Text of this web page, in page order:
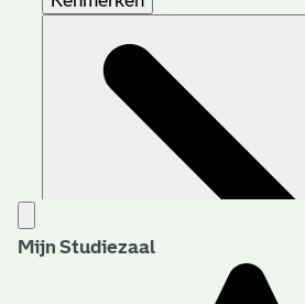
Mijn Studiezaal